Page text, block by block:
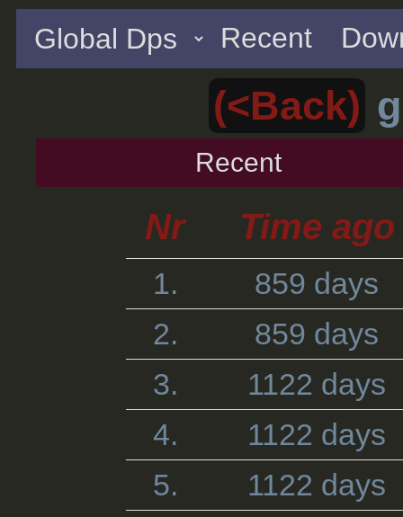
Recent
(<Back)
Recent
Nr Time ago
1.
859 days
2.
859 days
3.
1122 days
4.
1122 days
5.
1122 days